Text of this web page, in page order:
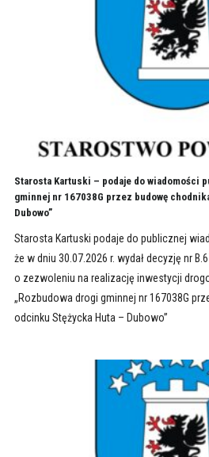
Starosta Kartuski – podaje do wiadomości
gminnej nr 167038G przez budowę
Dubowo”
Starosta Kartuski podaje do publicznej
że w dniu 30.07.2026 r. wydał decyzję nr
o zezwoleniu na realizację inwestycji
„Rozbudowa drogi gminnej nr 167038G
odcinku Stężycka Huta – Dubowo”